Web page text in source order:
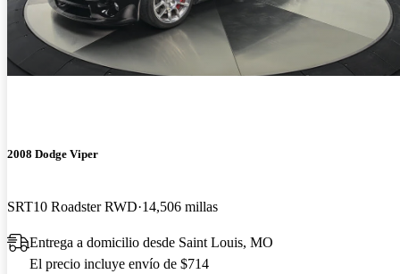
2008 Dodge Viper
SRT10 Roadster RWD 14,506 millas
Entrega a domicilio desde Saint Louis, MO
El precio incluye envío de $714